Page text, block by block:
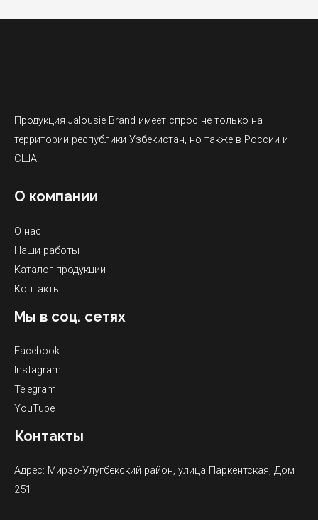
Продукция Jalousie Brand имеет спрос не только на
территории республики Узбекистан, но также в России и
США.
О компании
О нас
Наши работы
Каталог продукции
Контакты
Мы в соц. сетях
Facebook
Instagram
Telegram
YouTube
Контакты
Адрес: Мирзо-Улугбекский район, улица Паркентская, Дом
251